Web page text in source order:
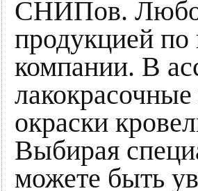
СНИПов. Любой
продукцией по
компании. В
окраски
Выбирая
можете быть